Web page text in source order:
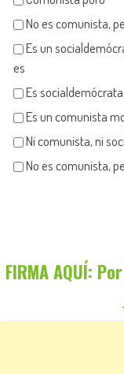
No es comunista,
Es un
es
Es
Es un comunista
Ni comunista, ni
No es comunista,
FIRMA AQUÍ: